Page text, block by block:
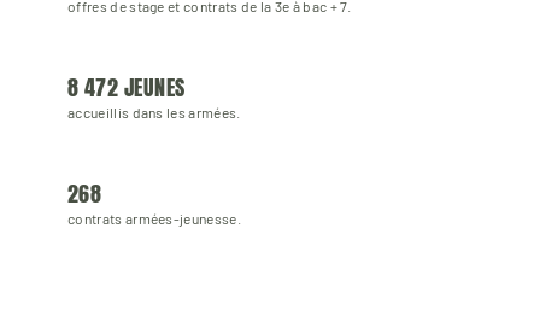
offres de stage et contrats de la 3e à bac + 7.
8 472 JEUNES
accueillis dans les armées.
268
contrats armées-jeunesse.